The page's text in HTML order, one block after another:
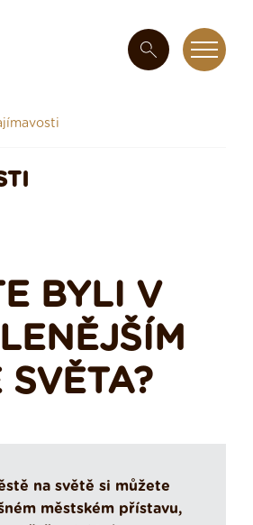
BYLI V
SVĚTA?
na světě si můžete
městském přístavu,